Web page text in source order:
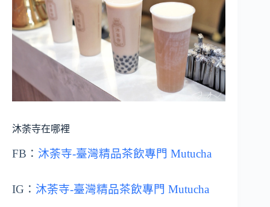
沐荼寺在哪裡
FB： 沐荼寺-臺灣精品茶飲專門 Mutucha
IG： 沐荼寺-臺灣精品茶飲專門 Mutucha